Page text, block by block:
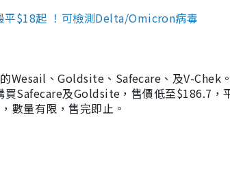
平$18起 ！可檢測Delta/Omicron病毒
Wesail、Goldsite、Safecare、及V-Chek
Safecare及Goldsite，售價低至$186.7，
數量有限，售完即止。